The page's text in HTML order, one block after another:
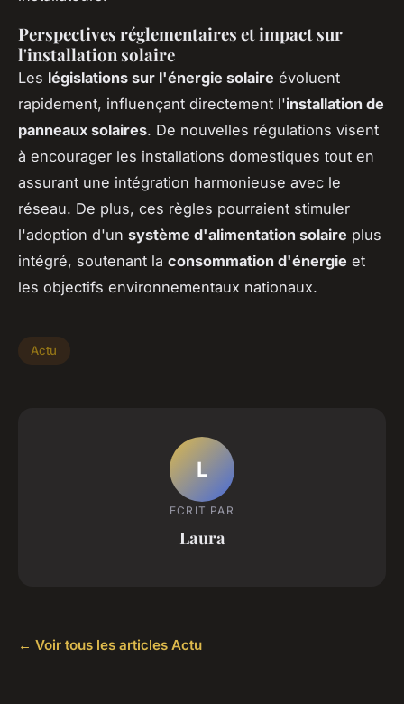
Perspectives réglementaires et impact sur
l'installation solaire
Les législations sur l'énergie solaire évoluent
rapidement, influençant directement l'installation de
panneaux solaires. De nouvelles régulations visent
à encourager les installations domestiques tout en
assurant une intégration harmonieuse avec le
réseau. De plus, ces règles pourraient stimuler
l'adoption d'un système d'alimentation solaire plus
intégré, soutenant la consommation d'énergie et
les objectifs environnementaux nationaux.
Actu
L
ECRIT PAR
Laura
← Voir tous les articles Actu